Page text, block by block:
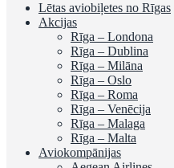
Lētas aviobiļetes no Rīgas
Akcijas
Rīga – Londona
Rīga – Dublina
Rīga – Milāna
Rīga – Oslo
Rīga – Roma
Rīga – Venēcija
Rīga – Malaga
Rīga – Malta
Aviokompānijas